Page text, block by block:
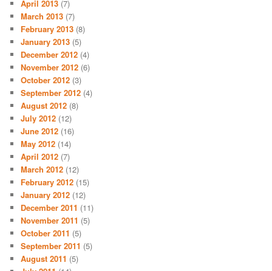
April 2013 (7)
March 2013 (7)
February 2013 (8)
January 2013 (5)
December 2012 (4)
November 2012 (6)
October 2012 (3)
September 2012 (4)
August 2012 (8)
July 2012 (12)
June 2012 (16)
May 2012 (14)
April 2012 (7)
March 2012 (12)
February 2012 (15)
January 2012 (12)
December 2011 (11)
November 2011 (5)
October 2011 (5)
September 2011 (5)
August 2011 (5)